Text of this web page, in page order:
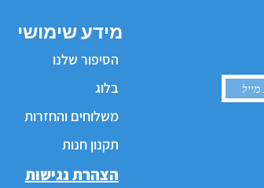
מידע שימושי
הסיפור שלנו
בלוג
משלוחים והחזרות
תקנון חנות
הצהרת נגישות